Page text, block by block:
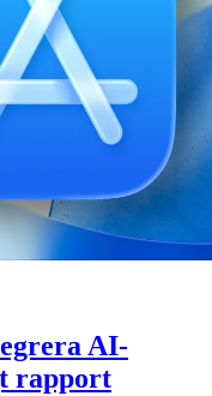
AI-
rapport